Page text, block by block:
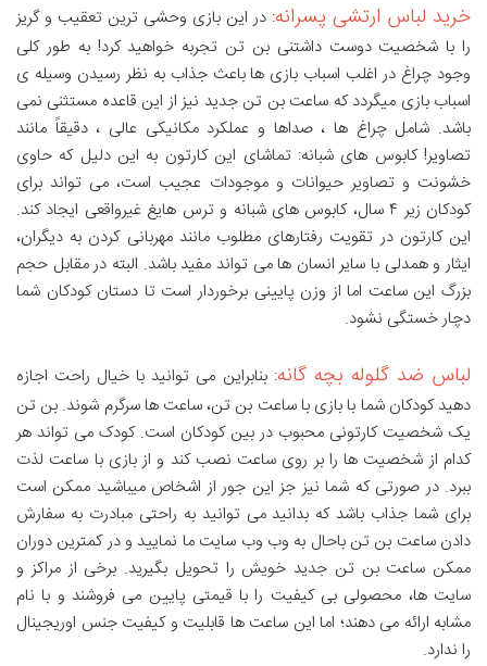
خرید لباس ارتشی پسرانه: در این بازی وحشی ترین تعقیب و گریز
را با شخصیت دوست داشتنی بن تن تجربه خواهید کرد! به طور کلی
وجود چراغ در اغلب اسباب بازی ها باعث جذاب به نظر رسیدن وسیله ی
اسباب بازی میگردد که ساعت بن تن جدید نیز از این قاعده مستثنی نمی
باشد. شامل چراغ ها ، صداها و عملکرد مکانیکی عالی ، دقیقاً مانند
تصاویر! کابوس های شبانه: تماشای این کارتون به این دلیل که حاوی
خشونت و تصاویر حیوانات و موجودات عجیب است، می تواند برای
کودکان زیر ۴ سال، کابوس های شبانه و ترس هایغ غیرواقعی ایجاد کند.
این کارتون در تقویت رفتارهای مطلوب مانند مهربانی کردن به دیگران،
ایثار و همدلی با سایر انسان ها می تواند مفید باشد. البته در مقابل حجم
بزرگ این ساعت اما از وزن پایینی برخوردار است تا دستان کودکان شما
دچار خستگی نشود.
لباس ضد گلوله بچه گانه: بنابراین می توانید با خیال راحت اجازه
دهید کودکان شما با بازی با ساعت بن تن، ساعت ها سرگرم شوند. بن تن
یک شخصیت کارتونی محبوب در بین کودکان است. کودک می تواند هر
کدام از شخصیت ها را بر روی ساعت نصب کند و از بازی با ساعت لذت
ببرد. در صورتی که شما نیز جز این جور از اشخاص میباشید ممکن است
برای شما جذاب باشد که بدانید می توانید به راحتی مبادرت به سفارش
دادن ساعت بن تن باحال به وب وب سایت ما نمایید و در کمترین دوران
ممکن ساعت بن تن جدید خویش را تحویل بگیرید. برخی از مراکز و
سایت ها، محصولی بی کیفیت را با قیمتی پایین می فروشند و با نام
مشابه ارائه می دهند؛ اما این ساعت ها قابلیت و کیفیت جنس اوریجینال
را ندارد.